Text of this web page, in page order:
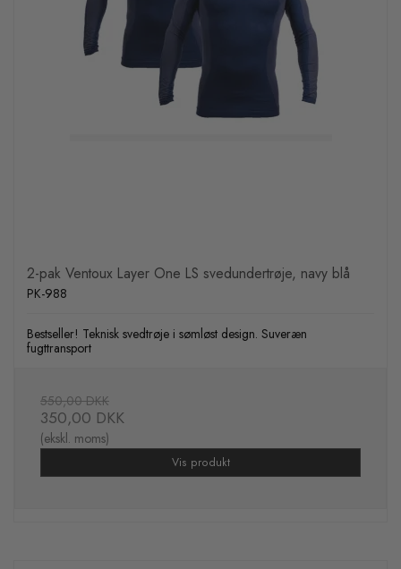
2-pak Ventoux Layer One LS svedundertrøje, navy blå
PK-988
Bestseller! Teknisk svedtrøje i sømløst design. Suveræn
fugttransport
550,00 DKK
350,00 DKK
(ekskl. moms)
Vis produkt